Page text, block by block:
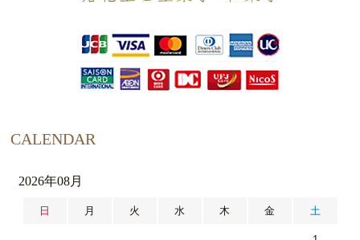
CALENDAR
2026年08月
日 月 火 水 木 金 土